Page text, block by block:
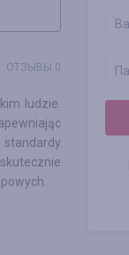
ОТЗЫВЫ 0
ludzie.
standardy